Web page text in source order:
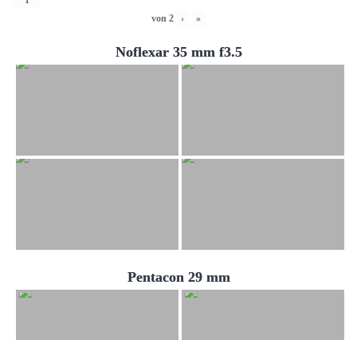
von 2 › »
Noflexar 35 mm f3.5
Pentacon 29 mm